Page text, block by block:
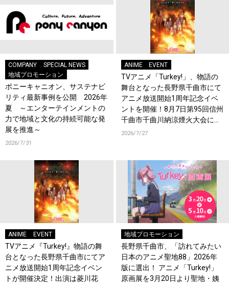
COMPANY
SPECIAL NEWS
地域プロモーション
ポニーキャニオン、サステナビ
リティ最新事例を公開 2026年
夏 ～エンターテインメントの
力で地域と文化の持続可能な発
展を推進～
2026/7/31
ANIME EVENT
TVアニメ「Turkey!」、物語の
舞台となった長野県千曲市にて
アニメ放送開始1周年記念イベ
ントを開催！8月7日第95回信州
千曲市千曲川納涼煙火大会にて
TVアニメ「Turkey!」のミュー
2026/7/27
ANIME EVENT
TVアニメ『Turkey!』物語の舞
台となった長野県千曲市にてア
ニメ放送開始1周年記念イベン
トが開催決定！出演は菱川花
地域プロモーション
長野県千曲市、「訪れてみたい
日本のアニメ聖地88」2026年
版に選出！ アニメ「Turkey!」
原画展を3月20日より聖地・姨